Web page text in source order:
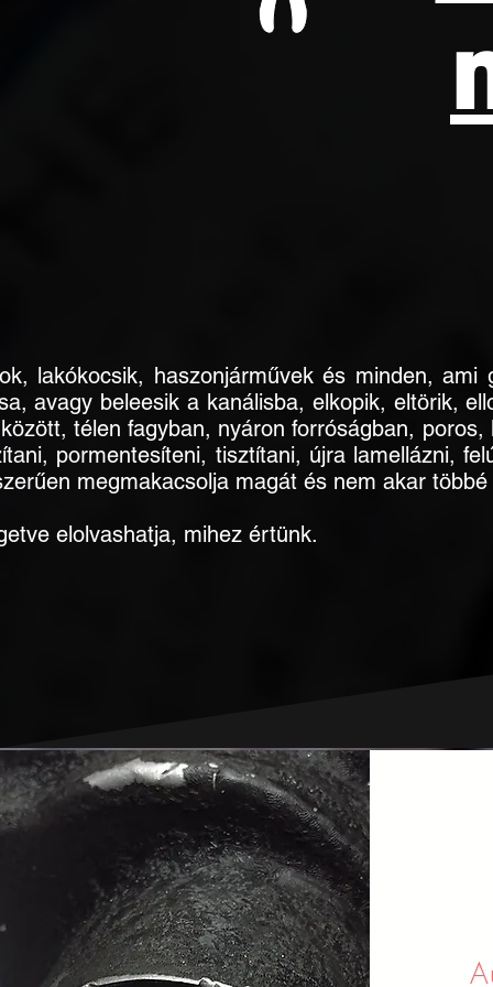
lakókocsik, haszonjárművek és minden,
avagy beleesik a kanálisba, elkopik, eltörik,
télen fagyban, nyáron forróságban,
pormentesíteni, tisztítani, újra lamellázni,
megmakacsolja magát és nem akar
elolvashatja, mihez értünk.